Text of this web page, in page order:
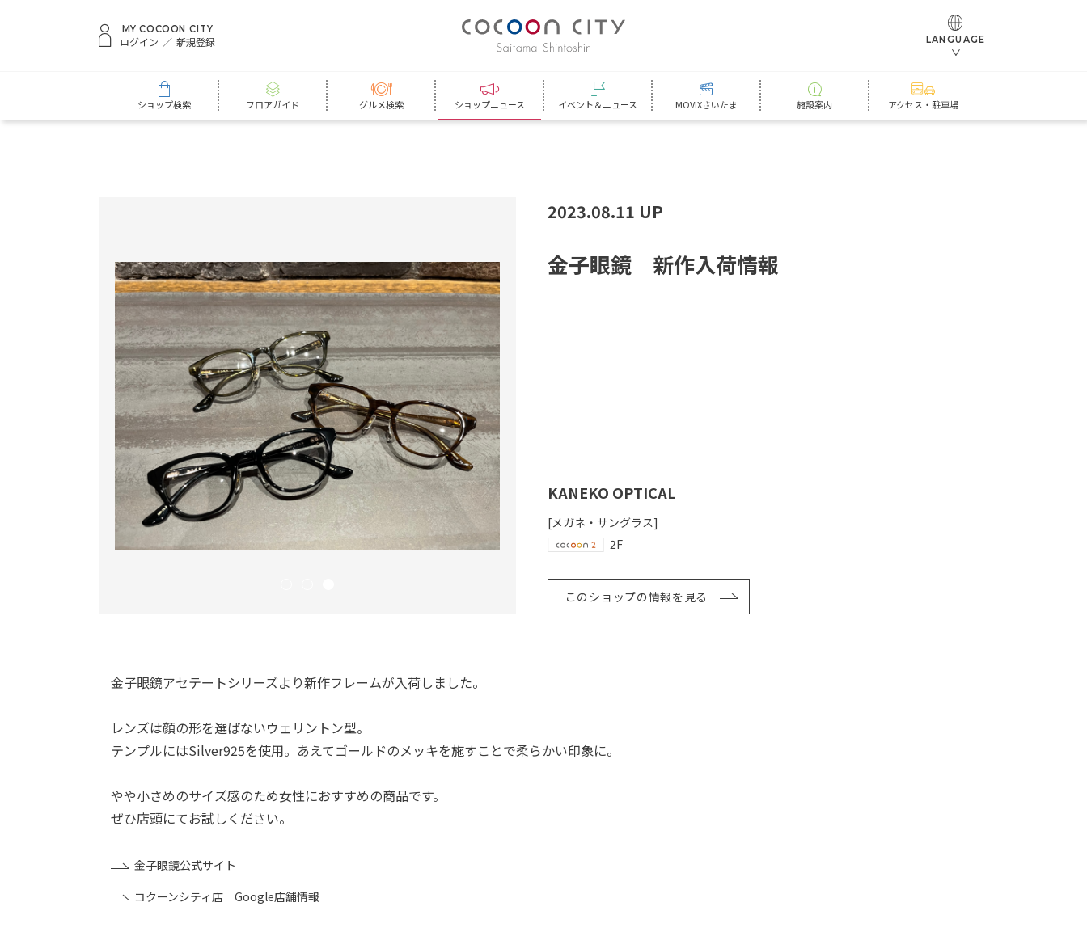
MY COCOON CITY
ログイン 新規登録 LANGUAGE
ショップ検索 フロアガイド グルメ検索 ショップニュース イベント＆ニュース MOVIXさいたま 施設案内 アクセス・駐車場
2023.08.11 UP
金子眼鏡 新作入荷情報
KANEKO OPTICAL
[メガネ・サングラス]
2F
このショップの情報を見る
金子眼鏡アセテートシリーズより新作フレームが入荷しました。
レンズは顔の形を選ばないウェリントン型。
テンプルにはSilver925を使用。あえてゴールドのメッキを施すことで柔らかい印象に。
やや小さめのサイズ感のため女性におすすめの商品です。
ぜひ店頭にてお試しください。
金子眼鏡公式サイト
コクーンシティ店 Google店舗情報